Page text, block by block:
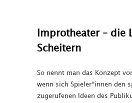
Improtheater – die
Scheitern
So nennt man das Konzept
wenn sich Spieler*innen den
zugerufenen Ideen des